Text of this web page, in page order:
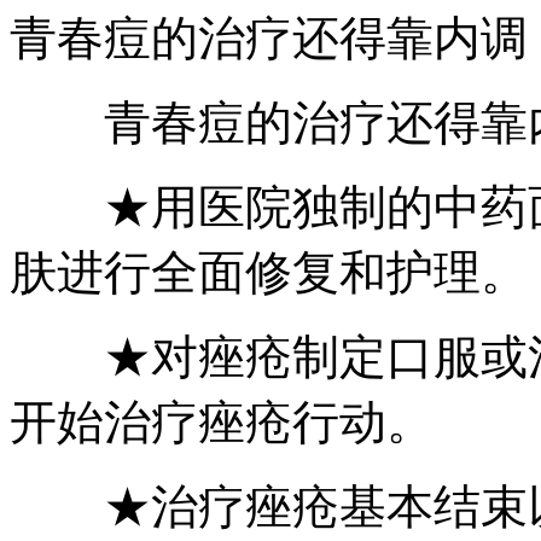
青春痘的治疗还得靠内调
青春痘的治疗还得靠
★用医院独制的中药
肤进行全面修复和护理。
★对痤疮制定口服或
开始治疗痤疮行动。
★治疗痤疮基本结束